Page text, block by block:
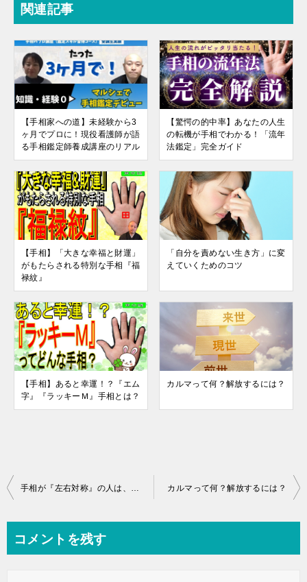
関連記事
【手相家への道】未経験から3
ヶ月でプロに！現役看護師が語
る手相鑑定師養成講座のリアル
【驚愕の的中率】あなたの人生
の転機が手相でわかる！「流年
法鑑定」完全ガイド
【手相】「大きな幸福と財運」
がもたらされる特別な手相『福
禄紋』
「自分を責めない生き方」に変
えていくためのコツ
【手相】あると幸運！？『エム
字』『ラッキーＭ』手相とは？
カルマって何？解放するには？
投
ビ
カルマって何？解放するには？
コメントを残す